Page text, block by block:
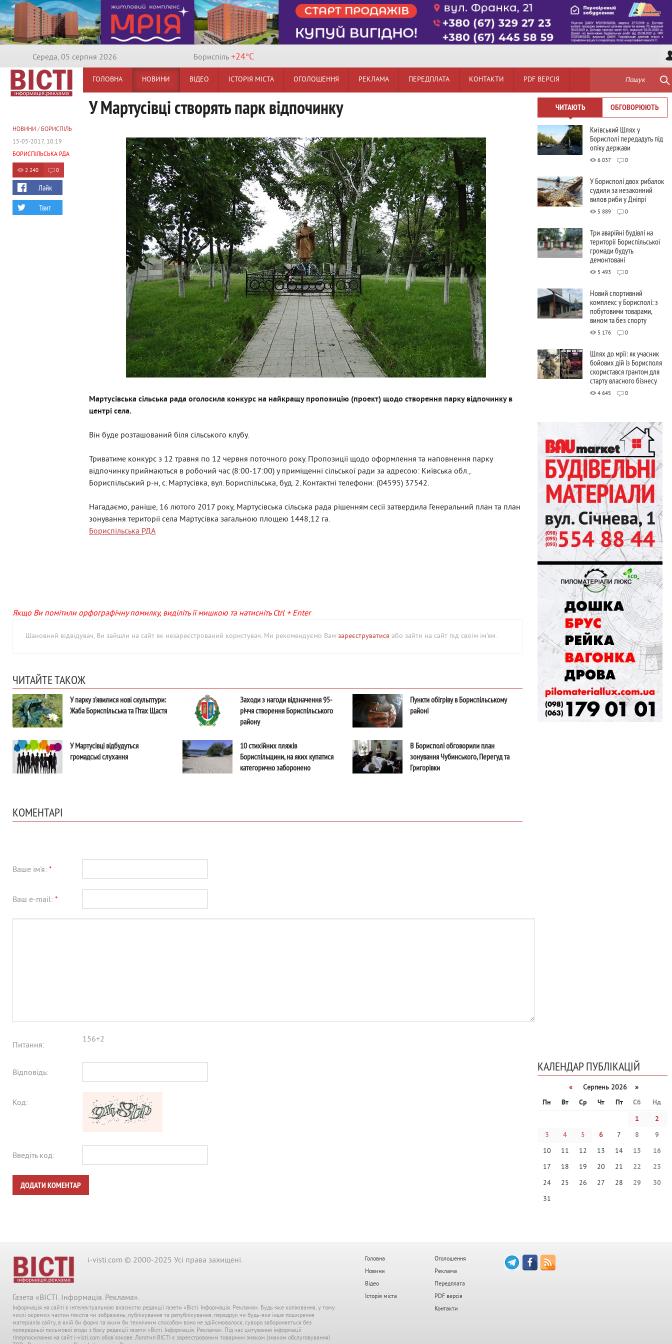
Середа, 05 серпня 2026 Бориспiль +24°C
ГОЛОВНА НОВИНИ ВІДЕО ІСТОРІЯ МІСТА ОГОЛОШЕННЯ РЕКЛАМА ПЕРЕДПЛАТА КОНТАКТИ PDF ВЕРСІЯ Пошук
У Мартусівці створять парк відпочинку
Мартусівська сільська рада оголосила конкурс на найкращу пропозицію (проект) щодо створення парку відпочинку в
центрі села.
Він буде розташований біля сільського клубу.
Триватиме конкурс з 12 травня по 12 червня поточного року. Пропозиції щодо оформлення та наповнення парку
відпочинку приймаються в робочий час (8:00-17:00) у приміщенні сільської ради за адресою: Київська обл.,
Бориспільський р-н, с. Мартусівка, вул. Бориспільська, буд. 2. Контактні телефони: (04595) 37542.
Нагадаємо, раніше, 16 лютого 2017 року, Мартусівська сільська рада рішенням сесії затвердила Генеральний план та план
зонування території села Мартусівка загальною площею 1448,12 га.
Бориспільська РДА
НОВИНИ/ БОРИСПІЛЬ
15-05-2017, 10:19
БОРИСПІЛЬСЬКА РДА
2 240 0
Лайк
Твит
Якщо Ви помітили орфографічну помилку, виділіть її мишкою та натисніть Ctrl + Enter
Шановний відвідувач, Ви зайшли на сайт як незареєстрований користувач. Ми рекомендуємо Вам зареєструватися або зайти на сайт під своїм ім'ям.
ЧИТАЙТЕ ТАКОЖ
У парку з’явилися нові скульптури:
Жаба Бориспільська та Птах Щастя
Заходи з нагоди відзначення 95-
річчя створення Бориспільського
району
Пункти обігріву в Бориспільському
районі
У Мартусівці відбудуться
громадські слухання
10 стихійних пляжів
Бориспільщини, на яких купатися
категорично заборонено
В Борисполі обговорили план
зонування Чубинського, Перегуд та
Григорівки
КОМЕНТАРІ
Ваше ім'я: *
Ваш e-mail: *
Питання:
156+2
Відповідь:
Код:
Введіть код:
ДОДАТИ КОМЕНТАР
ЧИТАЮТЬ ОБГОВОРЮЮТЬ
Київський Шлях у
Борисполі передадуть під
опіку держави
6 037 0
У Борисполі двох рибалок
судили за незаконний
вилов риби у Дніпрі
5 889 0
Три аварійні будівлі на
території Бориспільської
громади будуть
демонтовані
5 493 0
Новий спортивний
комплекс у Борисполі: з
побутовими товарами,
вином та без спорту
5 176 0
Шлях до мрії: як учасник
бойових дій із Борисполя
скористався грантом для
старту власного бізнесу
4 645 0
КАЛЕНДАР ПУБЛІКАЦІЙ
«
Серпень 2026 »
Пн
Вт Ср Чт Пт Сб
Нд
1
2
3
4 5 6 7 8
9
10
11 12 13 14 15
16
17
18 19 20 21 22
23
24
25 26 27 28 29
30
31
i-visti.com © 2000-2025 Усі права захищені.
Газета «ВІСТІ. Інформація. Реклама».
Інформація на сайті є інтелектуальною власністю редакції газети «Вісті. Інформація. Реклама». Будь-яке копіювання, у тому
числі окремих частин текстів чи зображень, публікування та републікування, передрук чи будь-яке інше поширення
матеріалів сайту, в якій би формі та яким би технічним способом воно не здійснювалося, суворо забороняється без
попередньої письмової згоди з боку редакції газети «Вісті. Інформація. Реклама». Під час цитування інформації
гіперпосилання на сайт i-visti.com обов'язкове. Логотип ВІСТІ є зареєстрованим товарним знаком (знаком обслуговування)
Головна
Новини
Відео
Історія міста
Оголошення
Реклама
Передплата
PDF версія
Контакти